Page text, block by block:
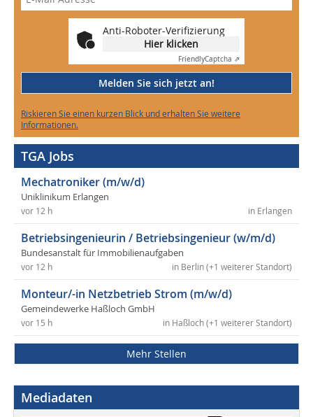
Anti-Roboter-Verifizierung
Hier klicken
FriendlyCaptcha ⇗
Melden Sie sich jetzt an!
Riskieren Sie einen kurzen Blick und erhalten Sie weitere
Informationen.
TGA Jobs
Mechatroniker (m/w/d)
Uniklinikum Erlangen
in Erlangen
vor 12 h
Betriebsingenieurin / Betriebsingenieur (w/m/d)
Bundesanstalt für Immobilienaufgaben
in Berlin (+1 weiterer Standort)
vor 12 h
Monteur/-in Netzbetrieb Strom (m/w/d)
Gemeindewerke Haßloch GmbH
in Haßloch (+1 weiterer Standort)
vor 15 h
Mehr Stellen
Mediadaten